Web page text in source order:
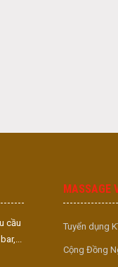
cầu
MASSAGE
Tuyển dụng
Cộng Đồng